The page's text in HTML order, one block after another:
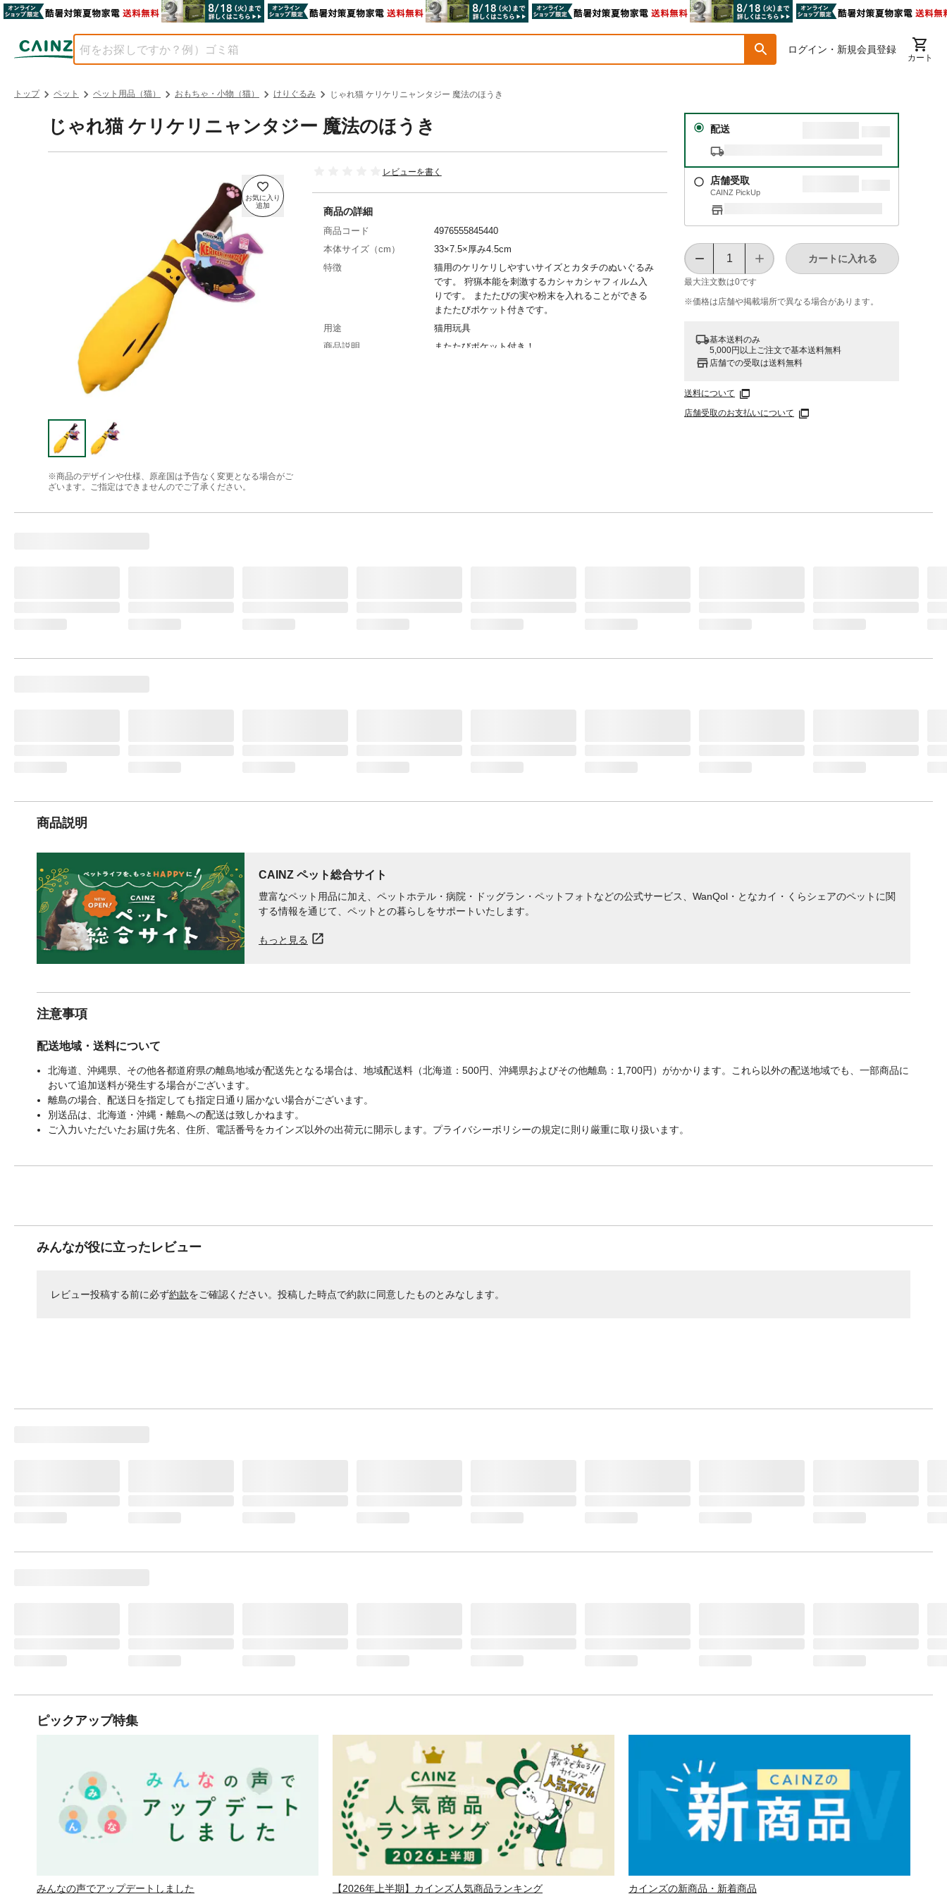
ログイン・新規会員登録
カート
トップ ペット ペット用品（猫） おもちゃ・小物（猫） けりぐるみ じゃれ猫 ケリケリニャンタジー 魔法のほうき
じゃれ猫 ケリケリニャンタジー 魔法のほうき
※商品のデザインや仕様、原産国は予告なく変更となる場合がご
ざいます。ご指定はできませんのでご了承ください。
レビューを書く
配送
店舗受取
CAINZ PickUp
最大注文数は0です
カートに入れる
※価格は​店舗や​掲載場所で​異なる​場合が​あります。
基本送料のみ
5,000円以上ご注文で基本送料無料
店舗での受取は送料無料
送料について
店舗受取のお支払いについて
商品の詳細
商品コード
4976555845440
本体サイズ（cm）
33×7.5×厚み4.5cm
特徴
猫用のケリケリしやすいサイズとカタチのぬいぐるみ
です。 狩猟本能を刺激するカシャカシャフィルム入
りです。 またたびの実や粉末を入れることができる
またたびポケット付きです。
用途
猫用玩具
商品説明
またたびポケット付き！
商品説明
CAINZ ペット総合サイト
豊富なペット用品に加え、ペットホテル・病院・ドッグラン・ペットフォトなどの公式サービス、WanQol・となカイ・くらシェアのペットに関
する情報を通じて、ペットとの暮らしをサポートいたします。
もっと見る
注意事項
配送地域・送料について
北海道、沖縄県、その他各都道府県の離島地域が配送先となる場合は、地域配送料（北海道：500円、沖縄県およびその他離島：1,700円）がかかります。これら以外の配送地域でも、一部商品に
おいて追加送料が発生する場合がございます。
離島の場合、配送日を指定しても指定日通り届かない場合がございます。
別送品は、北海道・沖縄・離島への配送は致しかねます。
ご入力いただいたお届け先名、住所、電話番号をカインズ以外の出荷元に開示します。プライバシーポリシーの規定に則り厳重に取り扱います。
みんなが役に立ったレビュー
レビュー投稿する前に必ず約款をご確認ください。投稿した時点で約款に同意したものとみなします。
ピックアップ特集
みんなの声でアップデートしました 【2026年上半期】カインズ人気商品ランキング カインズの新商品・新着商品